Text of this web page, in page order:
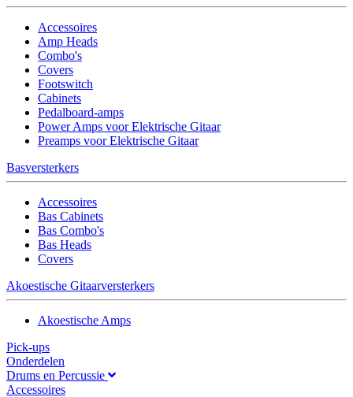
Accessoires
Amp Heads
Combo's
Covers
Footswitch
Cabinets
Pedalboard-amps
Power Amps voor Elektrische Gitaar
Preamps voor Elektrische Gitaar
Basversterkers
Accessoires
Bas Cabinets
Bas Combo's
Bas Heads
Covers
Akoestische Gitaarversterkers
Akoestische Amps
Pick-ups
Onderdelen
Drums en Percussie
Accessoires